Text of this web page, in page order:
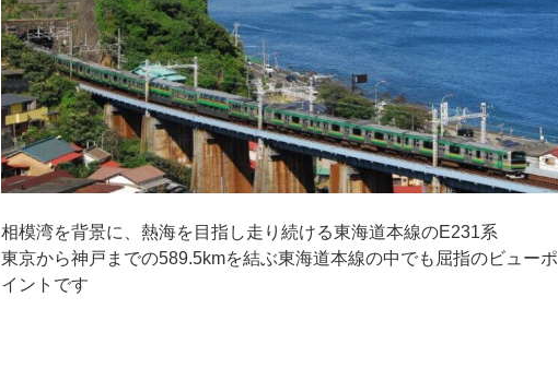
相模湾を背景に、熱海を目指し走り続ける東海道本線のE231系
東京から神戸までの589.5kmを結ぶ東海道本線の中でも屈指のビューポ
イントです